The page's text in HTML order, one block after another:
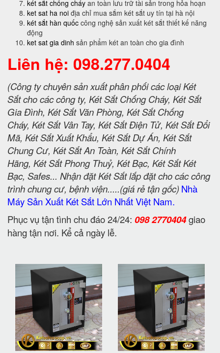
két sắt chống cháy an toàn lưu trữ tài sản trong hỏa hoạn
ket sat ha noi địa chỉ mua sắm két sắt uy tín tại hà nội
két sắt hàn quốc công nghệ sản xuất két sắt thiết kế năng
động
ket sat gia dinh sản phẩm két an toàn cho gia đình
Liên hệ: 098.277.0404
(Công ty chuyên sản xuất phân phối các loại Két
Sắt cho các công ty, Két Sắt Chống Cháy, Két Sắt
Gia Đình, Két Sắt Văn Phòng, Két Sắt Chống
Cháy, Két Sắt Vân Tay, Két Sắt Điện Tử, Két Sắt Đổi
Mã, Két Sắt Xuất Khẩu, Két Sắt Dự Án, Két Sắt
Chung Cư, Két Sắt An Toàn, Két Sắt Chính
Hãng, Két Sắt Phong Thuỷ, Két Bạc, Két Sắt Két
Bạc, Safes... Nhận đặt Két Sắt lắp đặt cho các công
trình chung cư, bệnh viện.....(giá rẻ tận gốc) Nhà
Máy Sản Xuất Két Sắt Lớn Nhất Việt Nam.
Phục vụ tận tình chu đáo 24/24: 098 2770404giao
hàng tận nơi. Kể cả ngày lễ.